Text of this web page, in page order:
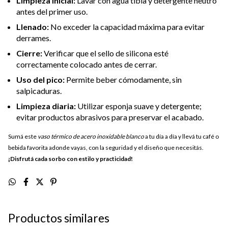
antes del primer uso.
Llenado: No exceder la capacidad máxima para evitar
derrames.
Cierre:Verificar que el sello de silicona esté
correctamente colocado antes de cerrar.
Uso del pico: Permite beber cómodamente, sin
salpicaduras.
Limpieza diaria: Utilizar esponja suave y detergente;
evitar productos abrasivos para preservar el acabado.
Sumá este vaso térmico de acero inoxidable blancoa tu día a día y llevá tu café o
bebida favorita adonde vayas, con la seguridad y el diseño que necesitás.
¡Disfrutá cada sorbo con estilo y practicidad!
Productos similares